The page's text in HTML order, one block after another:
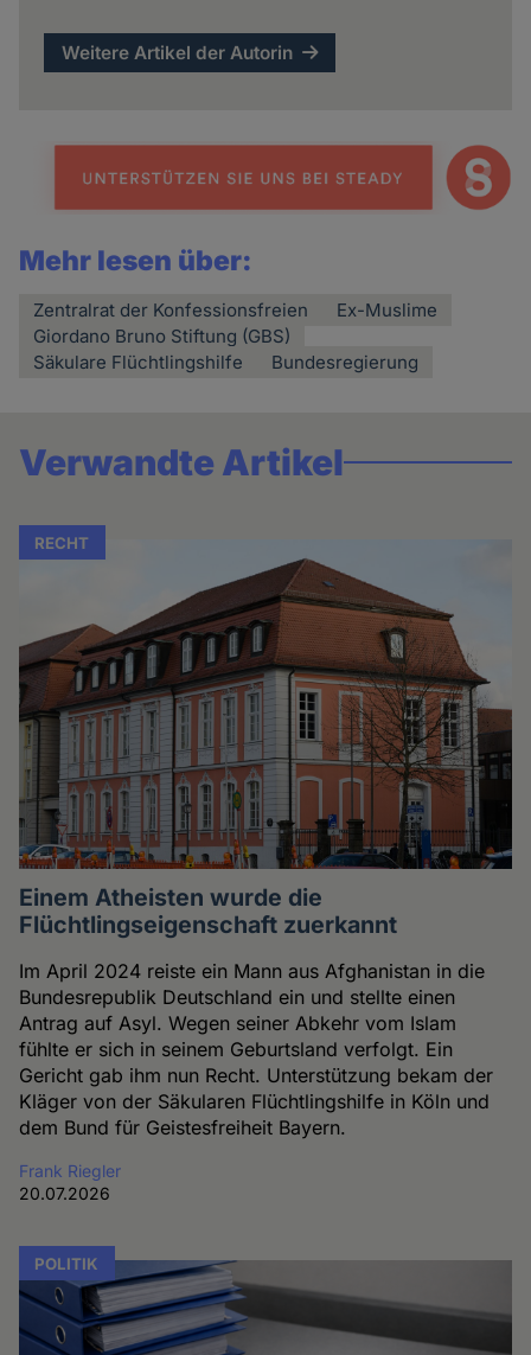
Weitere Artikel der Autorin
Mehr lesen über:
Zentralrat der Konfessionsfreien
Ex-Muslime
Giordano Bruno Stiftung (GBS)
Säkulare Flüchtlingshilfe
Bundesregierung
Verwandte Artikel
RECHT
Einem Atheisten wurde die
Flüchtlingseigenschaft zuerkannt
Im April 2024 reiste ein Mann aus Afghanistan in die
Bundesrepublik Deutschland ein und stellte einen
Antrag auf Asyl. Wegen seiner Abkehr vom Islam
fühlte er sich in seinem Geburtsland verfolgt. Ein
Gericht gab ihm nun Recht. Unterstützung bekam der
Kläger von der Säkularen Flüchtlingshilfe in Köln und
dem Bund für Geistesfreiheit Bayern.
Frank Riegler
20.07.2026
POLITIK